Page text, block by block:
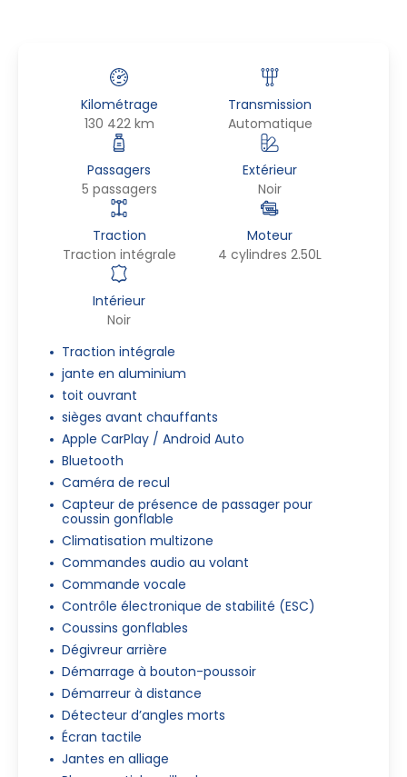
Kilométrage
130 422 km
Transmission
Automatique
Passagers
5 passagers
Extérieur
Noir
Traction
Traction intégrale
Moteur
4 cylindres 2.50L
Intérieur
Noir
Traction intégrale
jante en aluminium
toit ouvrant
sièges avant chauffants
Apple CarPlay / Android Auto
Bluetooth
Caméra de recul
Capteur de présence de passager pour
coussin gonflable
Climatisation multizone
Commandes audio au volant
Commande vocale
Contrôle électronique de stabilité (ESC)
Coussins gonflables
Dégivreur arrière
Démarrage à bouton-poussoir
Démarreur à distance
Détecteur d’angles morts
Écran tactile
Jantes en alliage